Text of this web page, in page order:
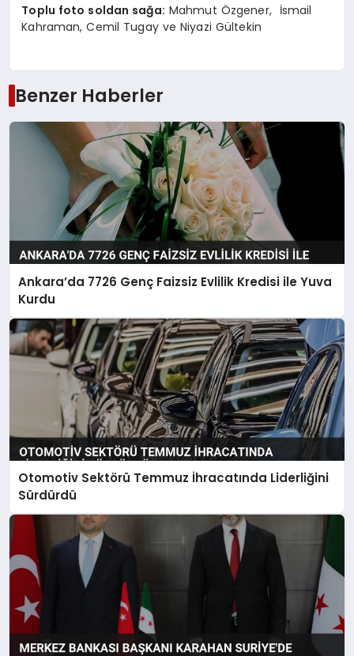
Toplu foto soldan sağa: Mahmut Özgener, İsmail
Kahraman, Cemil Tugay ve Niyazi Gültekin
Benzer Haberler
Ankara’da 7726 Genç Faizsiz Evlilik Kredisi ile Yuva
Kurdu
Otomotiv Sektörü Temmuz İhracatında Liderliğini
Sürdürdü